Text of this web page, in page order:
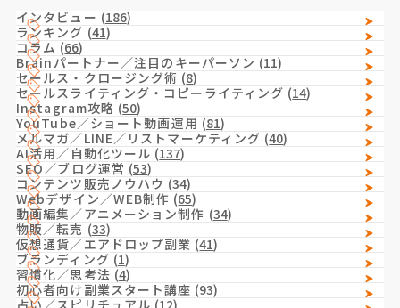
インタビュー (186)
ランキング (41)
コラム (66)
Brainパートナー／注目のキーパーソン (11)
セールス・クロージング術 (8)
セールスライティング・コピーライティング (14)
Instagram攻略 (50)
YouTube／ショート動画運用 (81)
メルマガ／LINE／リストマーケティング (40)
AI活用／自動化ツール (137)
SEO／ブログ運営 (53)
コンテンツ販売ノウハウ (34)
Webデザイン／WEB制作 (65)
動画編集／アニメーション制作 (34)
物販／転売 (33)
仮想通貨／エアドロップ副業 (41)
ブランディング (1)
習慣化／思考法 (4)
初心者向け副業スタート講座 (93)